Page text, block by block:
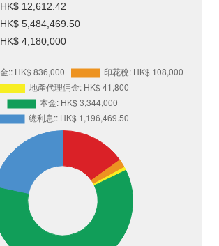
HK$ 12,612.42
HK$ 5,484,469.50
HK$ 4,180,000